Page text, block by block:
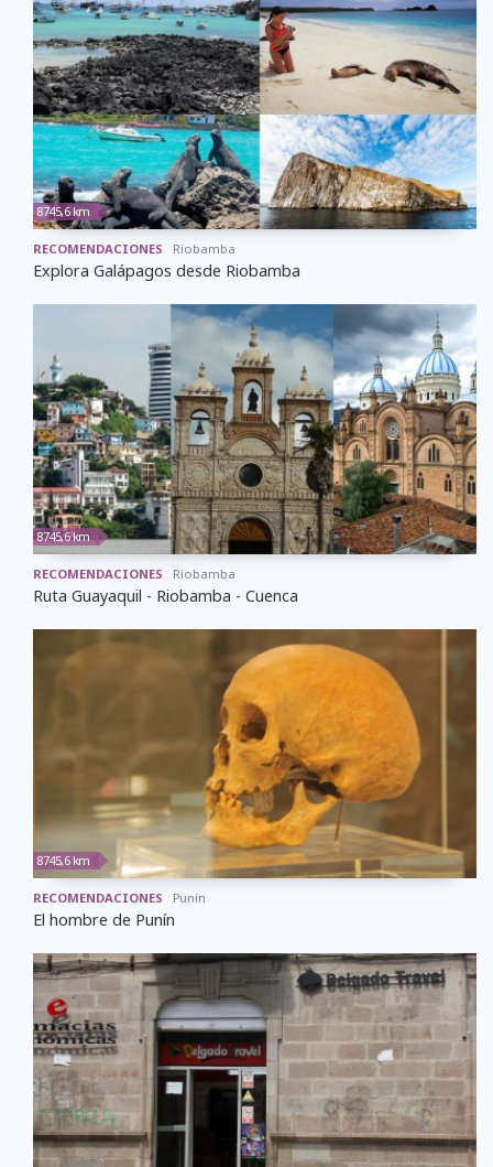
8745,6 km
RECOMENDACIONES Riobamba
Explora Galápagos desde Riobamba
8745,6 km
RECOMENDACIONES Riobamba
Ruta Guayaquil - Riobamba - Cuenca
8745,6 km
RECOMENDACIONES Punín
El hombre de Punín